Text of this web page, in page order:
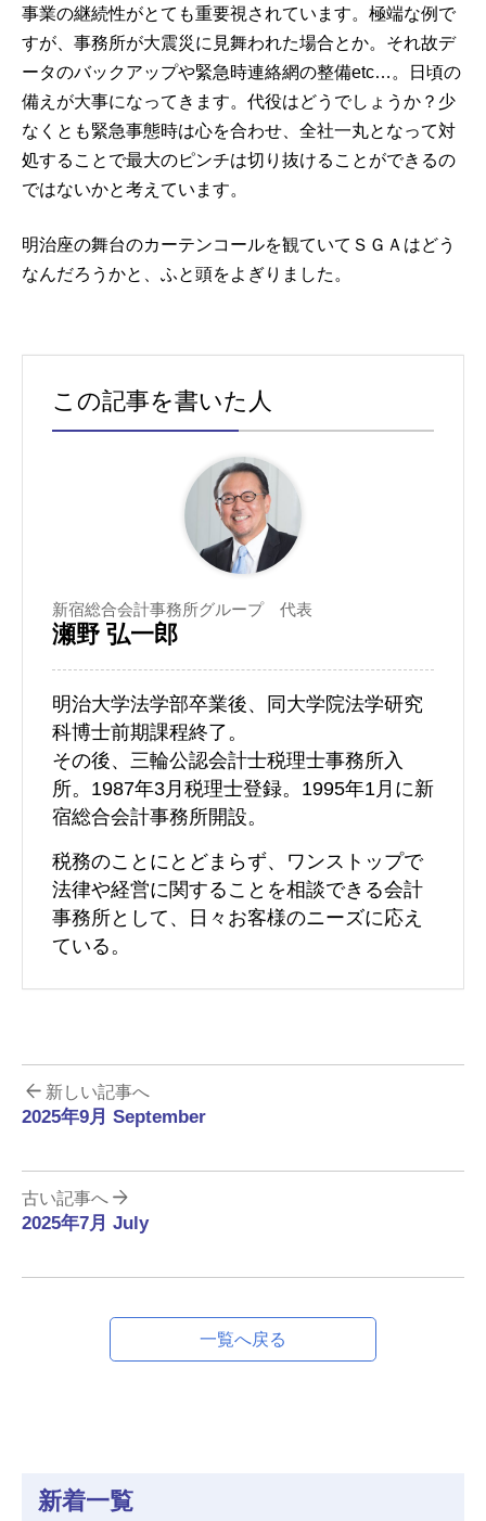
事業の継続性がとても重要視されています。極端な例で
すが、事務所が大震災に見舞われた場合とか。それ故デ
ータのバックアップや緊急時連絡網の整備etc…。日頃の
備えが大事になってきます。代役はどうでしょうか？少
なくとも緊急事態時は心を合わせ、全社一丸となって対
処することで最大のピンチは切り抜けることができるの
ではないかと考えています。
明治座の舞台のカーテンコールを観ていてＳＧＡはどう
なんだろうかと、ふと頭をよぎりました。
この記事を書いた人
新宿総合会計事務所グループ 代表
瀬野 弘一郎
明治大学法学部卒業後、同大学院法学研究
科博士前期課程終了。
その後、三輪公認会計士税理士事務所入
所。1987年3月税理士登録。1995年1月に新
宿総合会計事務所開設。
税務のことにとどまらず、ワンストップで
法律や経営に関することを相談できる会計
事務所として、日々お客様のニーズに応え
ている。
新しい記事へ
2025年9月 September
古い記事へ
2025年7月 July
一覧へ戻る
新着一覧